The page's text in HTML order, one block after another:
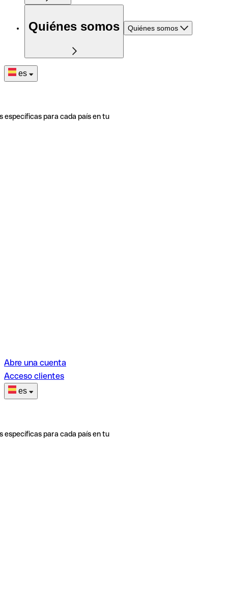
Quiénes somos Quiénes somos
es
específicas para cada país en tu
Abre una cuenta
Acceso clientes
es
específicas para cada país en tu